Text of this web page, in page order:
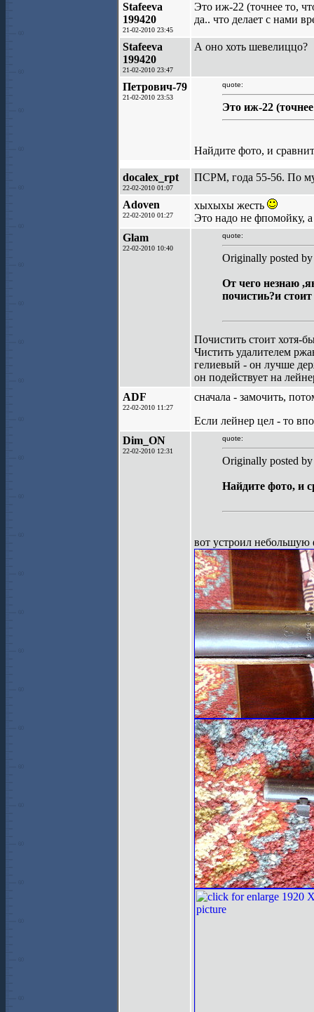
Stafeeva
199420
21-02-2010 23:45
Это иж-22 (точнее то,
да.. что делает с нами
Stafeeva
199420
21-02-2010 23:47
А оно хоть шевелиццо?
Петрович-79
21-02-2010 23:53
quote:
Это иж-22
Найдите фото, и
docalex_rpt
22-02-2010 01:07
ПСРМ, года 55-56. По
Adoven
22-02-2010 01:27
хыхыхы жесть
Это надо не фпомойку,
Glam
22-02-2010 10:40
quote:
Originally posted
От чего незнаю
почистиь?и
Почистить стоит хотя-
Чистить удалителем
гелиевый - он лучше
он подействует на
ADF
22-02-2010 11:27
сначала - замочить,
Если лейнер цел - то
Dim_ON
22-02-2010 12:31
quote:
Originally posted
Найдите фото, и
вот устроил